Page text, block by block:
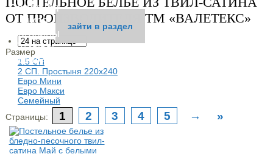
ОТ ПРОИЗВОДИТЕЛЯ ТМ «ВАЛЕТЕКС»
Размер
1.5 СП
2 СП. Простыня 220х240
Евро Мини
Евро Макси
Семейный
Страницы:
1 2 3 4 5 → »
зайти в раздел
зайти в раздел
зайти в раздел
зайти в раздел
зайти в раздел
зайти в раздел
зайти в раздел
зайти в раздел
зайти в раздел
зайти в раздел
зайти в раздел
зайти в раздел
зайти в раздел
зайти в раздел
зайти в раздел
зайти в раздел
зайти в раздел
зайти в раздел
зайти в раздел
зайти в раздел
зайти в раздел
зайти в раздел
зайти в раздел
зайти в раздел
Полезная
инфа
Магазины
Отзывы
Видео